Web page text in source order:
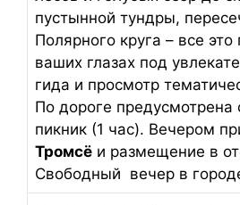
пустынной тундры,
Полярного круга – все это
ваших глазах под
гида и просмотр
По дороге предусмотрена
пикник (1 час). Вечером
Тромсё и размещение в
Свободный вечер в